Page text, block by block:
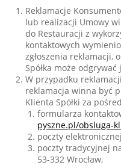
Reklamacje
lub realizacji Umowy
do Restauracji z
kontaktowych
zgłoszenia reklamacji,
Spółka może
W przypadku
reklamacja winna być
Klienta Spółki za
formularza
pyszne.pl/obsluga-
poczty
poczty tradycyjnej
53-332 Wrocław,